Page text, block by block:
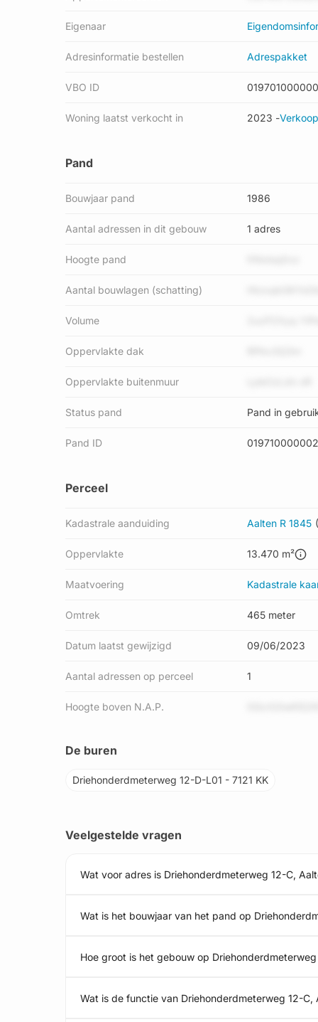
Eigenaar
Adresinformatie bestellen Adrespakket
VBO ID
Woning laatst verkocht in 2023 -
Pand
Bouwjaar pand 1986
Aantal adressen in dit gebouw 1 adres
Hoogte pand
Aantal bouwlagen (schatting)
Volume
Oppervlakte dak
Oppervlakte buitenmuur
Status pand Pand in
Pand ID
Perceel
Kadastrale aanduiding Aalten R 1845
Oppervlakte 13.470 m²
Maatvoering Kadastrale
Omtrek 465 meter
Datum laatst gewijzigd 09/06/2023
Aantal adressen op perceel 1
Hoogte boven N.A.P.
De buren
Driehonderdmeterweg 12-D-L01 - 7121 KK
Veelgestelde vragen
Wat voor adres is Driehonderdmeterweg 12-C,
Wat is het bouwjaar van het pand op
Hoe groot is het gebouw op
Wat is de functie van Driehonderdmeterweg 12-C,